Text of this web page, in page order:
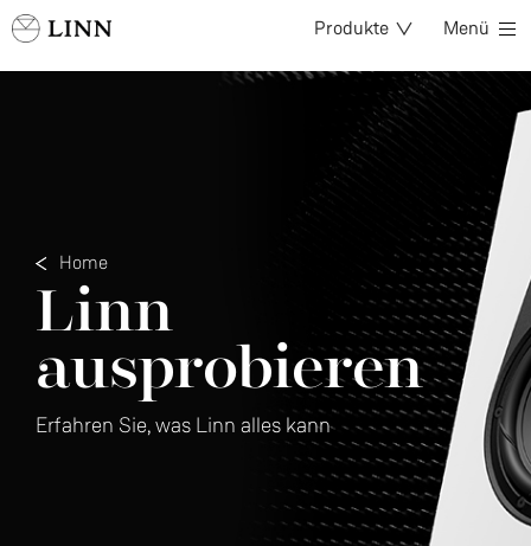
Produkte Menü
Home
Linn
ausprobieren
Erfahren Sie, was Linn alles kann